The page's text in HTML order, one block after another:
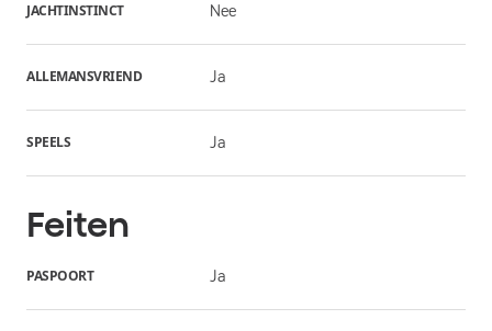
JACHTINSTINCT Nee
ALLEMANSVRIEND Ja
SPEELS Ja
Feiten
PASPOORT Ja